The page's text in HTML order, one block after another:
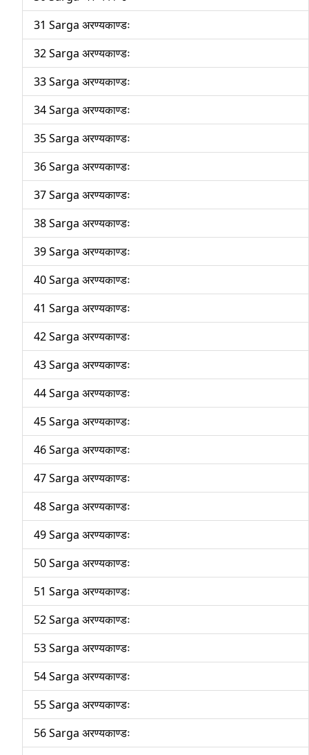
31 Sarga अरण्यकाण्डः
32 Sarga अरण्यकाण्डः
33 Sarga अरण्यकाण्डः
34 Sarga अरण्यकाण्डः
35 Sarga अरण्यकाण्डः
36 Sarga अरण्यकाण्डः
37 Sarga अरण्यकाण्डः
38 Sarga अरण्यकाण्डः
39 Sarga अरण्यकाण्डः
40 Sarga अरण्यकाण्डः
41 Sarga अरण्यकाण्डः
42 Sarga अरण्यकाण्डः
43 Sarga अरण्यकाण्डः
44 Sarga अरण्यकाण्डः
45 Sarga अरण्यकाण्डः
46 Sarga अरण्यकाण्डः
47 Sarga अरण्यकाण्डः
48 Sarga अरण्यकाण्डः
49 Sarga अरण्यकाण्डः
50 Sarga अरण्यकाण्डः
51 Sarga अरण्यकाण्डः
52 Sarga अरण्यकाण्डः
53 Sarga अरण्यकाण्डः
54 Sarga अरण्यकाण्डः
55 Sarga अरण्यकाण्डः
56 Sarga अरण्यकाण्डः